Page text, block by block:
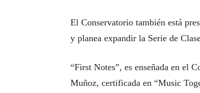
El Conservatorio también está
y planea expandir la Serie de
“First Notes”, es enseñada en el
Muñoz, certificada en “Music